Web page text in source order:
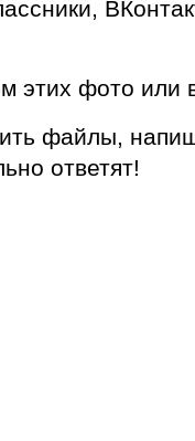
этих фото или
файлы,
ответят!